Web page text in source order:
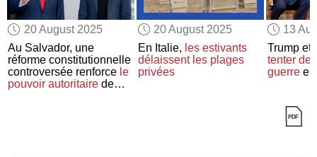
20 August 2025
Au Salvador, une
réforme constitutionnelle
controversée renforce le
pouvoir autoritaire de
20 August 2025
En Italie, les estivants
délaissent les plages
privées
13
Trump et
tenter de
guerreen